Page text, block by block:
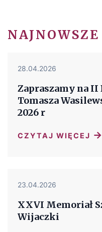
28.04.2026
Zapraszamy na II
Tomasza
2026 r
CZYTAJ WIĘCEJ →
23.04.2026
XXVI Memoriał
Wijaczki